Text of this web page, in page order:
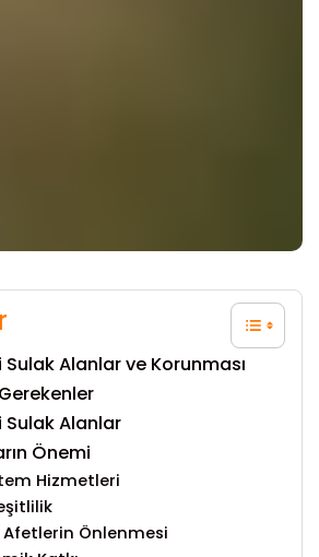
Sulak Alanlar ve Korunması
Sulak Alanlar
Önemi
Hizmetleri
Afetlerin Önlenmesi